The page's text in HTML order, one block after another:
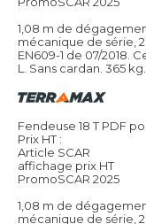
1,08 m de
mécanique de série,
EN609-1 de 07/2018.
L. Sans cardan. 365 kg.
Fendeuse 18 T PDF
Prix HT :
Article SCAR
affichage prix HT
PromoSCAR 2025
1,08 m de
mécanique de série,